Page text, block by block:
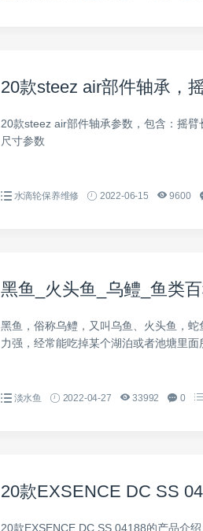
20款steez air部件轴承，
20款steez air部件轴承参数，包含：摇
尺寸参数
水滴轮保养维修 2022-06-15 9600
黑鱼_火头鱼_乌鳢_鱼类
黑鱼，俗称乌鳢，又叫乌鱼、火头鱼，
力强，经常能吃掉某个湖泊或者池塘里面
淡水鱼 2022-04-27 33992 0
20款EXSENCE DC SS
20款EXSENCE DC SS 04188的产品介